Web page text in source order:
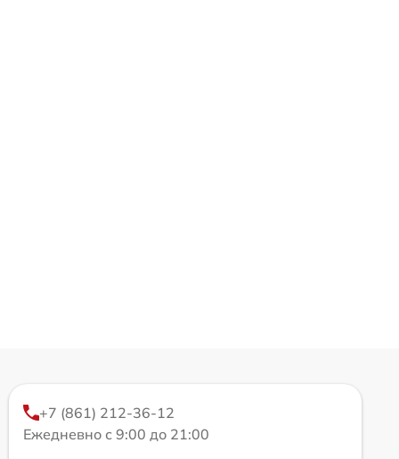
+7 (861) 212-36-12
Ежедневно с 9:00 до 21:00